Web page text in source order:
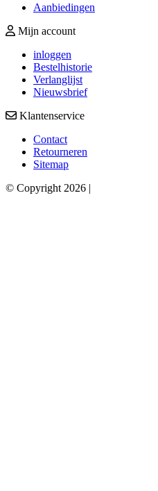
Aanbiedingen
Mijn account
inloggen
Bestelhistorie
Verlanglijst
Nieuwsbrief
Klantenservice
Contact
Retourneren
Sitemap
© Copyright 2026 |